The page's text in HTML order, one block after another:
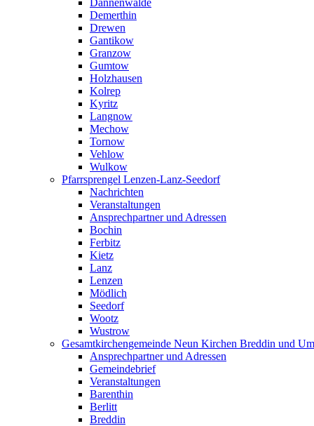
Dannenwalde
Demerthin
Drewen
Gantikow
Granzow
Gumtow
Holzhausen
Kolrep
Kyritz
Langnow
Mechow
Tornow
Vehlow
Wulkow
Pfarrsprengel Lenzen-Lanz-Seedorf
Nachrichten
Veranstaltungen
Ansprechpartner und Adressen
Bochin
Ferbitz
Kietz
Lanz
Lenzen
Mödlich
Seedorf
Wootz
Wustrow
Gesamtkirchengemeinde Neun Kirchen Breddin und
Ansprechpartner und Adressen
Gemeindebrief
Veranstaltungen
Barenthin
Berlitt
Breddin